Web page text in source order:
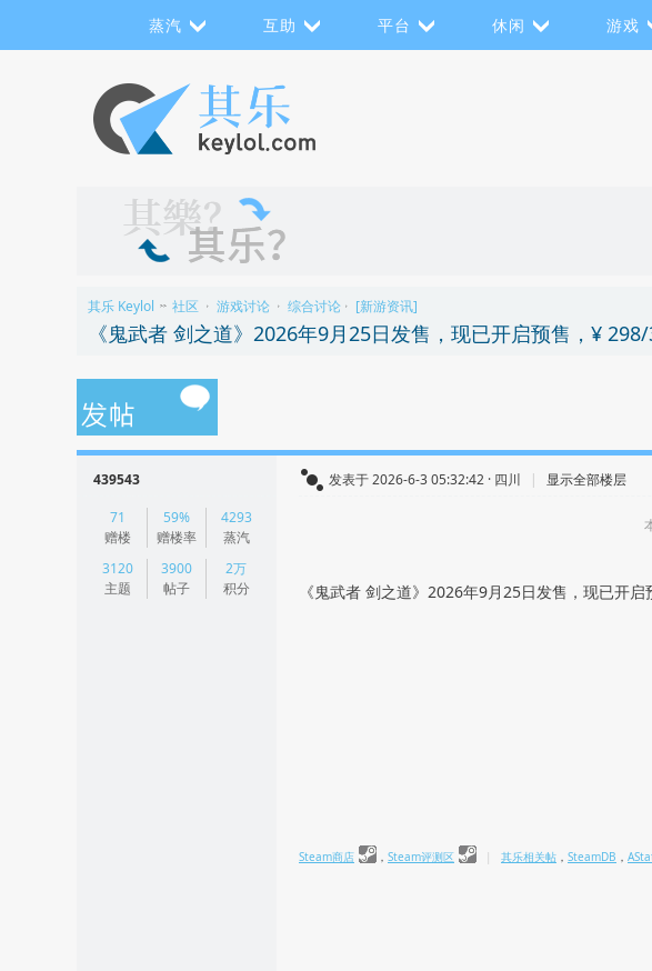
蒸汽 互助 平台 休闲 游戏
其乐 Keylol >> 社区 › 游戏讨论 › 综合讨论 › [新游资讯]
《鬼武者 剑之道》2026年9月25日发售，现已开启预售，¥
439543
71
赠楼
59%
赠楼率
4293
蒸汽
3120
主题
3900
帖子
2万
积分
发表于 2026-6-3 05:32:42 · 四川 |
显示全部楼层
《鬼武者 剑之道》2026年9月25日发售，现已开
Steam商店 ， Steam评测区 | 其乐相关帖 ， SteamDB ，